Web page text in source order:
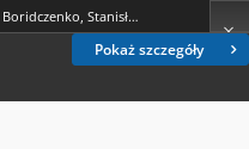
Pokaż szczegóły
Boridczenko, Stanisław